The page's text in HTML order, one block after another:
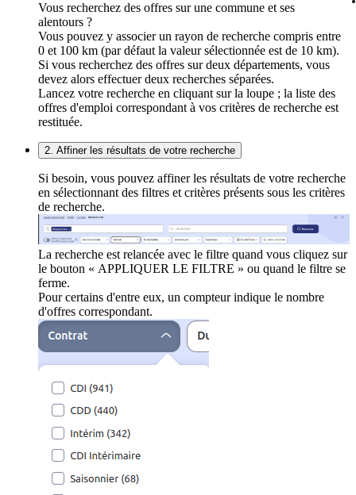
Vous recherchez des offres sur une commune et ses
alentours ?
Vous pouvez y associer un rayon de recherche compris entre
0 et 100 km (par défaut la valeur sélectionnée est de 10 km).
Si vous recherchez des offres sur deux départements, vous
devez alors effectuer deux recherches séparées.
Lancez votre recherche en cliquant sur la loupe ; la liste des
offres d'emploi correspondant à vos critères de recherche est
restituée.
2. Affiner les résultats de votre recherche
Si besoin, vous pouvez affiner les résultats de votre recherche
en sélectionnant des filtres et critères présents sous les critères
de recherche.
La recherche est relancée avec le filtre quand vous cliquez sur
le bouton « APPLIQUER LE FILTRE » ou quand le filtre se
ferme.
Pour certains d'entre eux, un compteur indique le nombre
d'offres correspondant.